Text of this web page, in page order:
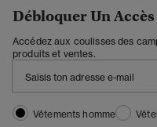
Débloquer Un
Accédez aux coulisses des
produits et ventes.
Vêtements homme